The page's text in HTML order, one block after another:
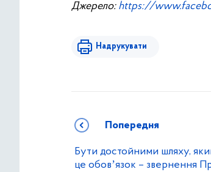
Джерело: https://
Надрукувати
Попередня
Бути достойними шляху,
це обовʼязок – звернення